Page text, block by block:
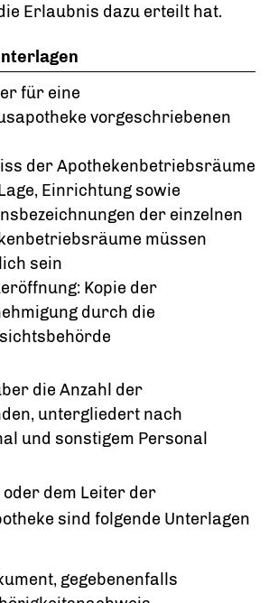
Erlaubnis dazu erteilt hat.
für eine
vorgeschriebenen
der Apothekenbetriebsräume
Einrichtung sowie
der einzelnen
müssen
sein
Kopie der
durch die
die Anzahl der
untergliedert nach
und sonstigem Personal
dem Leiter der
sind folgende Unterlagen
gegebenenfalls